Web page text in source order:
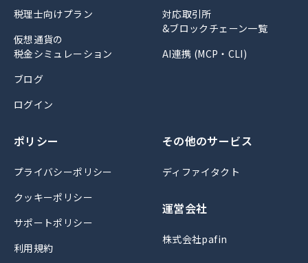
税理士向けプラン
仮想通貨の
税金シミュレーション
ブログ
ログイン
対応取引所
&ブロックチェーン一覧
AI連携 (MCP・CLI)
ポリシー
プライバシーポリシー
クッキーポリシー
サポートポリシー
利用規約
その他のサービス
ディファイタクト
運営会社
株式会社pafin